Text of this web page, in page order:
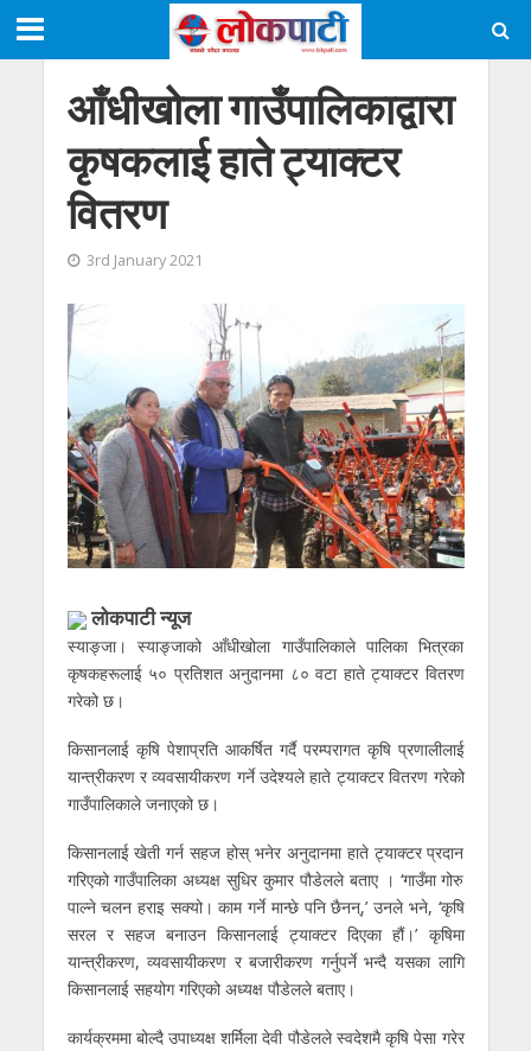
आँधीखोला गाउँपालिकाद्वारा
कृषकलाई हाते ट्याक्टर
वितरण
3rd January 2021
लोकपाटी न्यूज
स्याङ्जा। स्याङ्जाको आँधीखोला गाउँपालिकाले पालिका भित्रका
कृषकहरूलाई ५० प्रतिशत अनुदानमा ८० वटा हाते ट्याक्टर वितरण
गरेको छ।
किसानलाई कृषि पेशाप्रति आकर्षित गर्दै परम्परागत कृषि प्रणालीलाई
यान्त्रीकरण र व्यवसायीकरण गर्ने उदेश्यले हाते ट्याक्टर वितरण गरेको
गाउँपालिकाले जनाएको छ।
किसानलाई खेती गर्न सहज होस् भनेर अनुदानमा हाते ट्याक्टर प्रदान
गरिएको गाउँपालिका अध्यक्ष सुधिर कुमार पौडेलले बताए । ‘गाउँमा गोरु
पाल्ने चलन हराइ सक्यो। काम गर्ने मान्छे पनि छैनन्,’ उनले भने, ‘कृषि
सरल र सहज बनाउन किसानलाई ट्याक्टर दिएका हौं।’ कृषिमा
यान्त्रीकरण, व्यवसायीकरण र बजारीकरण गर्नुपर्ने भन्दै यसका लागि
किसानलाई सहयोग गरिएको अध्यक्ष पौडेलले बताए।
कार्यक्रममा बोल्दै उपाध्यक्ष शर्मिला देवी पौडेलले स्वदेशमै कृषि पेसा गरेर